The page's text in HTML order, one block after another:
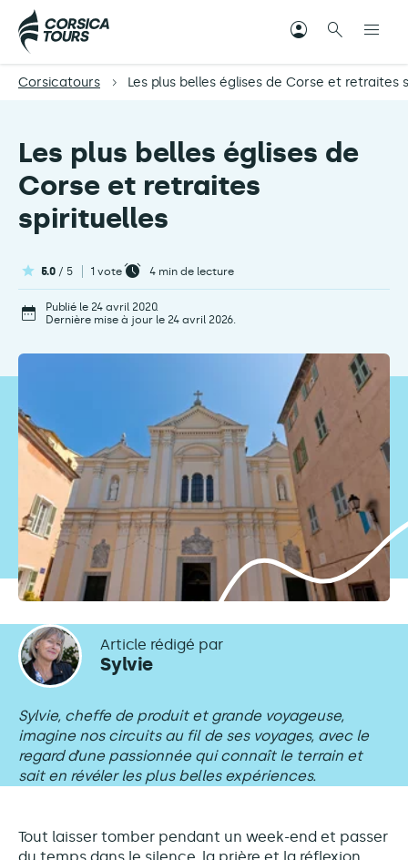
Corsicatours Les plus belles églises de Corse et retraites
Les plus belles églises de
Corse et retraites
spirituelles
5.0 / 5 1 vote 4 min de lecture
Publié le 24 avril 2020.
Dernière mise à jour le 24 avril 2026.
Article rédigé par
Sylvie
Sylvie, cheffe de produit et grande voyageuse,
imagine nos circuits au fil de ses voyages, avec le
regard d’une passionnée qui connaît le terrain et
sait en révéler les plus belles expériences.
Tout laisser tomber pendant un week-end et passer
du temps dans le silence, la prière et la réflexion